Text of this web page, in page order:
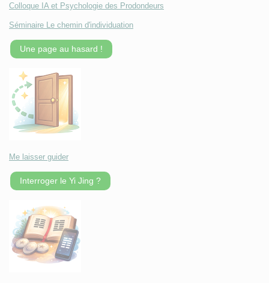
Colloque IA et Psychologie des Prodondeurs
Séminaire Le chemin d'individuation
Une page au hasard !
Me laisser guider
Interroger le Yi Jing ?